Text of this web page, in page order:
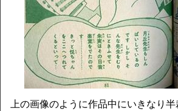
上の画像のように作品中にいきなり